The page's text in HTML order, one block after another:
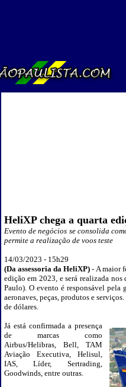
HeliXP chega a quarta
Evento de negócios se consolida
permite a realização de voos teste
14/03/2023 - 15h29
(Da assessoria da HeliXP) - A maior
edição em 2023, e será realizada
Paulo). O evento é responsável pela
aeronaves, peças, produtos e
de dólares.
Já está confirmada a presença
de marcas como
Airbus/Helibras, Bell, TAM
Aviação Executiva, Helisul,
IAS, Líder, Sertrading,
Goodwinds, entre outras.